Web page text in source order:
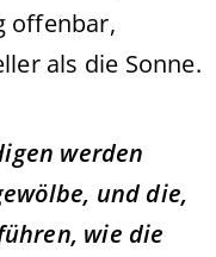
offenbar,
als die Sonne.
werden
und die,
wie die